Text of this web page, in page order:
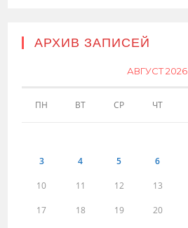
АРХИВ ЗАПИСЕЙ
АВГУСТ 2026
ПН ВТ СР ЧТ
3 4 5 6
10 11 12 13
17 18 19 20